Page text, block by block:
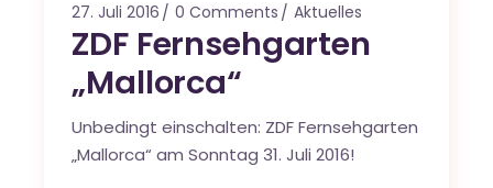
27. Juli 2016 0 Comments Aktuelles
ZDF Fernsehgarten
„Mallorca“
Unbedingt einschalten: ZDF Fernsehgarten
„Mallorca“ am Sonntag 31. Juli 2016!